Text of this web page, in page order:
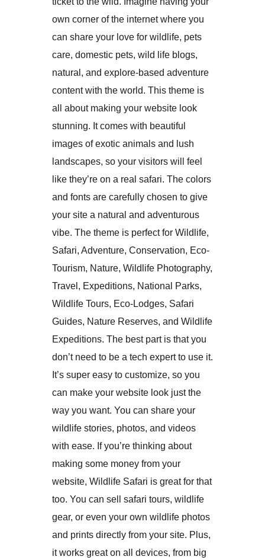
own corner of the internet where you
can share your love for wildlife, pets
care, domestic pets, wild life blogs,
natural, and explore-based adventure
content with the world. This theme is
all about making your website look
stunning. It comes with beautiful
images of exotic animals and lush
landscapes, so your visitors will feel
like they’re on a real safari. The colors
and fonts are carefully chosen to give
your site a natural and adventurous
vibe. The theme is perfect for Wildlife,
Safari, Adventure, Conservation, Eco-
Tourism, Nature, Wildlife Photography,
Travel, Expeditions, National Parks,
Wildlife Tours, Eco-Lodges, Safari
Guides, Nature Reserves, and Wildlife
Expeditions. The best part is that you
don’t need to be a tech expert to use it.
It’s super easy to customize, so you
can make your website look just the
way you want. You can share your
wildlife stories, photos, and videos
with ease. If you’re thinking about
making some money from your
website, Wildlife Safari is great for that
too. You can sell safari tours, wildlife
gear, or even your own wildlife photos
and prints directly from your site. Plus,
it works great on all devices, from big